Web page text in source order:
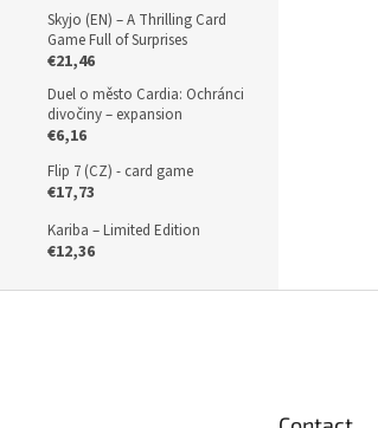
Skyjo (EN) – A Thrilling Card
Game Full of Surprises
€21,46
Duel o město Cardia: Ochránci
divočiny – expansion
€6,16
Flip 7 (CZ) - card game
€17,73
Kariba – Limited Edition
€12,36